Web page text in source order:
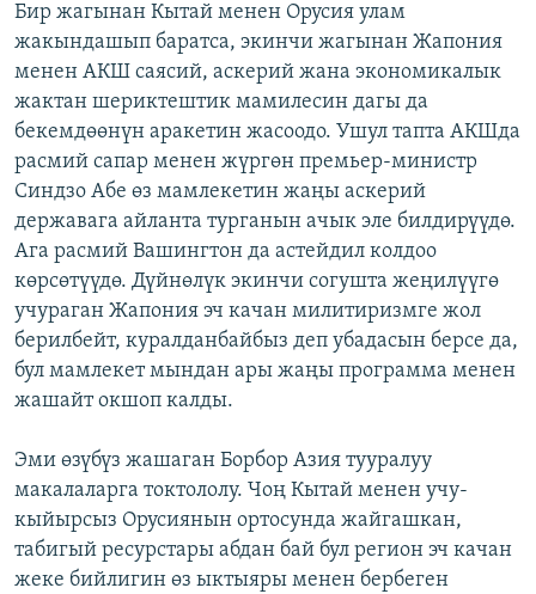
Бир жагынан Кытай менен Орусия улам
жакындашып баратса, экинчи жагынан Жапония
менен АКШ саясий, аскерий жана экономикалык
жактан шериктештик мамилесин дагы да
бекемдөөнүн аракетин жасоодо. Ушул тапта АКШда
расмий сапар менен жүргөн премьер-министр
Синдзо Абе өз мамлекетин жаңы аскерий
державага айланта турганын ачык эле билдирүүдө.
Ага расмий Вашингтон да астейдил колдоо
көрсөтүүдө. Дүйнөлүк экинчи согушта жеңилүүгө
учураган Жапония эч качан милитиризмге жол
берилбейт, куралданбайбыз деп убадасын берсе да,
бул мамлекет мындан ары жаңы программа менен
жашайт окшоп калды.
Эми өзүбүз жашаган Борбор Азия тууралуу
макалаларга токтололу. Чоң Кытай менен учу-
кыйырсыз Орусиянын ортосунда жайгашкан,
табигый ресурстары абдан бай бул регион эч качан
жеке бийлигин өз ыктыяры менен бербеген